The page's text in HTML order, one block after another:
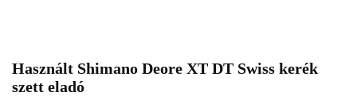
Használt Shimano Deore XT DT Swiss kerék
szett eladó